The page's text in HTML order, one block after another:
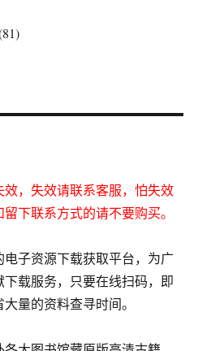
，失效请联系客服，怕失效
下联系方式的请不要购买。
子资源下载获取平台，为广
载服务，只要在线扫码，即
量的资料查寻时间。